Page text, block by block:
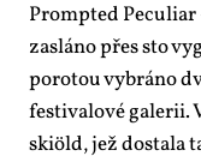
Prompted
za­slá­no přes sto
po­ro­tou vy­brá­no
fes­ti­va­lo­vé ga­le­rii.
skiöld, jež do­sta­la